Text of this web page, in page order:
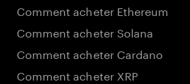
Comment acheter Ethereum
Comment acheter Solana
Comment acheter Cardano
Comment acheter XRP